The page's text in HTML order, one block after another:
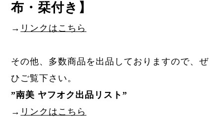
布・栞付き】
→ リンクはこちら
その他、多数商品を出品しておりますので、ぜ
ひご覧下さい。
”南美 ヤフオク出品リスト”
→ リンクはこちら